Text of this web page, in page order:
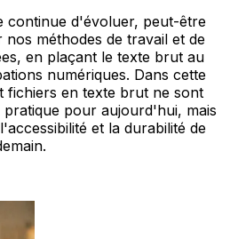
continue d'évoluer, peut-être
méthodes de travail et de
en plaçant le texte brut au
numériques. Dans cette
fichiers en texte brut ne sont
pour aujourd'hui, mais
et la durabilité de